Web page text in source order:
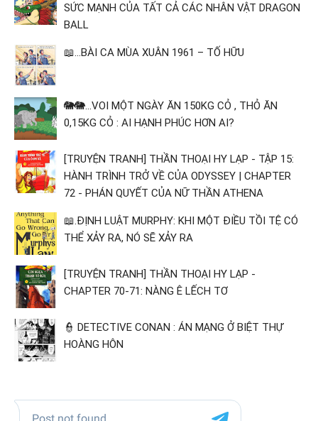
SỨC MẠNH CỦA TẤT CẢ CÁC NHÂN VẬT DRAGON
BALL
📖...BÀI CA MÙA XUÂN 1961 – TỐ HỮU
🐘🐘...VOI MỘT NGÀY ĂN 150KG CỎ , THỎ ĂN
0,15KG CỎ : AI HẠNH PHÚC HƠN AI?
[TRUYỆN TRANH] THẦN THOẠI HY LẠP - TẬP 15:
HÀNH TRÌNH TRỞ VỀ CỦA ODYSSEY | CHAPTER
72 - PHÁN QUYẾT CỦA NỮ THẦN ATHENA
📖.ĐỊNH LUẬT MURPHY: KHI MỘT ĐIỀU TỒI TỆ CÓ
THỂ XẢY RA, NÓ SẼ XẢY RA
[TRUYỆN TRANH] THẦN THOẠI HY LẠP -
CHAPTER 70-71: NÀNG Ê LẾCH TƠ
👮 DETECTIVE CONAN : ÁN MẠNG Ở BIỆT THỰ
HOÀNG HÔN